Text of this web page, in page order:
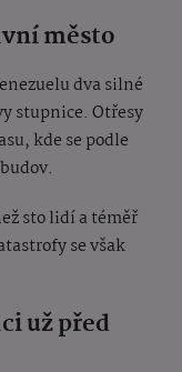
město
dva silné
stupnice. Otřesy
kde se podle
sto lidí a téměř
se však
už před